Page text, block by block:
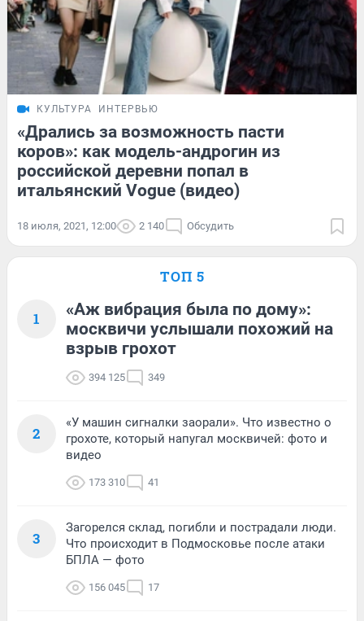
КУЛЬТУРА ИНТЕРВЬЮ
«Дрались за возможность пасти
коров»: как модель-андрогин из
российской деревни попал в
итальянский Vogue (видео)
18 июля, 2021, 12:00 2 140 Обсудить
ТОП 5
1
«Аж вибрация была по дому»:
москвичи услышали похожий на
взрыв грохот
394 125 349
2
«У машин сигналки заорали». Что известно о
грохоте, который напугал москвичей: фото и
видео
173 310 41
3
Загорелся склад, погибли и пострадали люди.
Что происходит в Подмосковье после атаки
БПЛА — фото
156 045 17